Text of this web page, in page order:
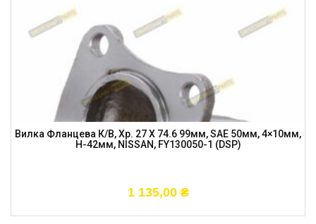
Вилка Фланцева К/в, Хр. 27 X 74.6 99мм, SAE 50мм, 4×10мм,
H-42мм, NISSAN, FY130050-1 (DSP)
1 135,00 ₴